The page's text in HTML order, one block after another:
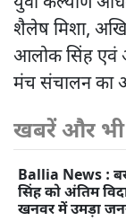
शैलेष मिशा,
आलोक सिंह एवं
मंच संचालन का
खबरें और
Ballia News :
सिंह को अंतिम
खनवर में उमड़ा